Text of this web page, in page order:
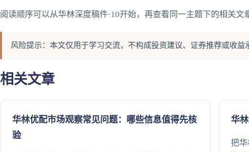
阅读顺序可以从华林深度稿件·10开始，再查看同一主题下的相关文
风险提示：本文仅用于学习交流，不构成投资建议、证券推荐或收益
相关文章
华林优配市场观察常见问题：哪些信息值得先核
验
华
把